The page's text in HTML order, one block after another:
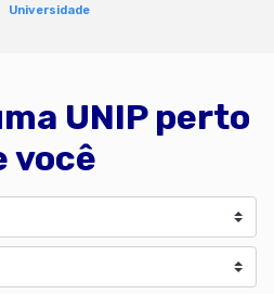
Universidade
UNIP perto
você